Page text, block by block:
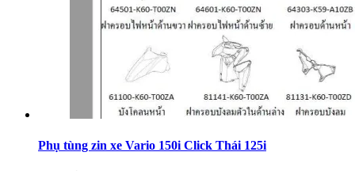
Phụ tùng zin xe Vario 150i Click Thái 125i